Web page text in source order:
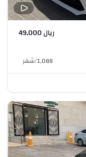
ريال 49,000
1,088
/شهر